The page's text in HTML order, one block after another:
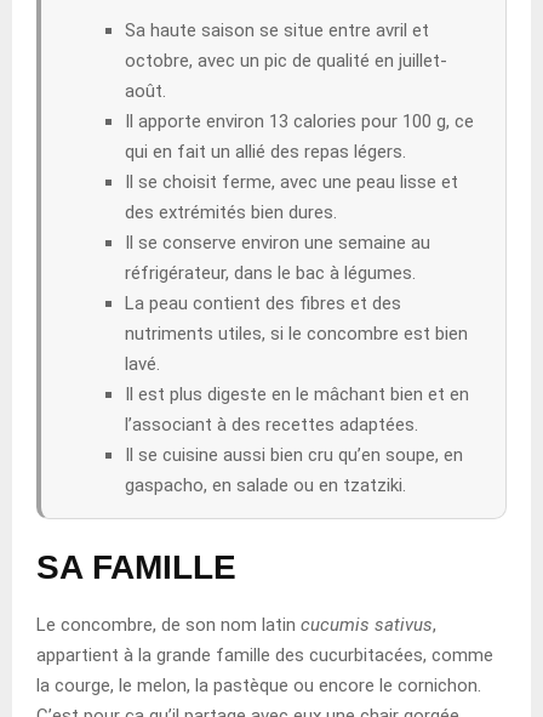
Sa haute saison se situe entre avril et
octobre, avec un pic de qualité en juillet-
août.
Il apporte environ 13 calories pour 100 g, ce
qui en fait un allié des repas légers.
Il se choisit ferme, avec une peau lisse et
des extrémités bien dures.
Il se conserve environ une semaine au
réfrigérateur, dans le bac à légumes.
La peau contient des fibres et des
nutriments utiles, si le concombre est bien
lavé.
Il est plus digeste en le mâchant bien et en
l’associant à des recettes adaptées.
Il se cuisine aussi bien cru qu’en soupe, en
gaspacho, en salade ou en tzatziki.
SA FAMILLE
Le concombre, de son nom latin cucumis sativus,
appartient à la grande famille des cucurbitacées, comme
la courge, le melon, la pastèque ou encore le cornichon.